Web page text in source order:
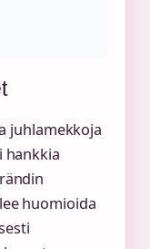
juhlamekkoja
hankkia
huomioida